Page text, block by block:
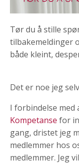
Tør du å stille
tilbakemeldinger
både kleint,
Det er noe jeg
I forbindelse med
Kompetanse for
gang, dristet jeg
medlemmer hos
medlemmer. Jeg